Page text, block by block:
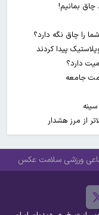
بمانیم!
را چاق نگه دارد؟
پیدا کردند
دارد؟
جامعه
از مرز هشدار
ورزشی سلامت عکس